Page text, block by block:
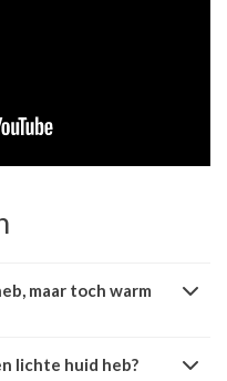
maar toch warm
lichte huid heb?